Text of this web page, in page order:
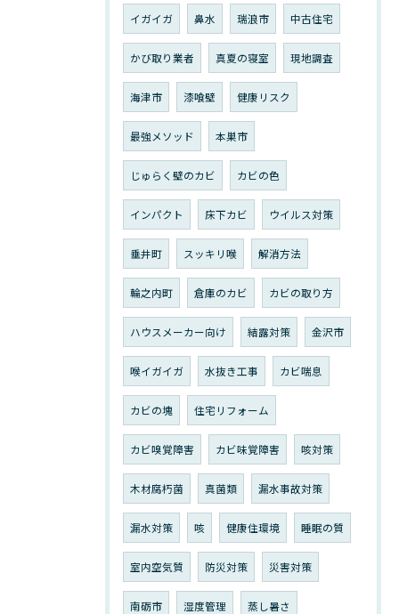
イガイガ 鼻水 瑞浪市 中古住宅
かび取り業者 真夏の寝室 現地調査
海津市 漆喰壁 健康リスク
最強メソッド 本巣市
じゅらく壁のカビ カビの色
インパクト 床下カビ ウイルス対策
垂井町 スッキリ喉 解消方法
輪之内町 倉庫のカビ カビの取り方
ハウスメーカー向け 結露対策 金沢市
喉イガイガ 水抜き工事 カビ喘息
カビの塊 住宅リフォーム
カビ嗅覚障害 カビ味覚障害 咳対策
木材腐朽菌 真菌類 漏水事故対策
漏水対策 咳 健康住環境 睡眠の質
室内空気質 防災対策 災害対策
南砺市 湿度管理 蒸し暑さ